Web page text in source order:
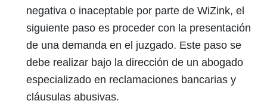
negativa o inaceptable por parte de WiZink, el
siguiente paso es proceder con la presentación
de una demanda en el juzgado. Este paso se
debe realizar bajo la dirección de un abogado
especializado en reclamaciones bancarias y
cláusulas abusivas.